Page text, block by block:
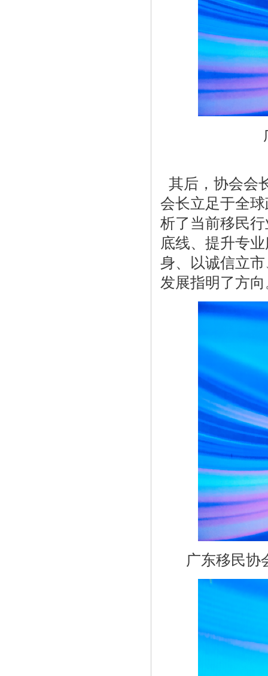
其后，协会会
会长立足于全
析了当前移民
底线、提升专
身、以诚信立
发展指明了方
广东移民协